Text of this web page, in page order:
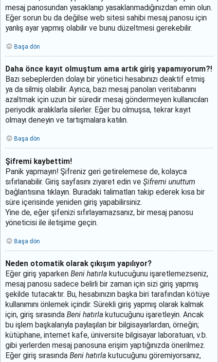
mesaj panosundan yasaklanıp yasaklanmadığınızdan emin olun.
Eğer sorun bu da değilse web sitesi sahibi mesaj panosu için
yanlış ayar yapmış olabilir ve bunu düzeltmesi gerekebilir.
Başa dön
Daha önce kayıt olmuştum ama artık giriş yapamıyorum?!
Bazı sebeplerden dolayı bir yönetici hesabınızı deaktif etmiş
ya da silmiş olabilir. Ayrıca, bazı mesaj panoları veritabanını
azaltmak için uzun bir süredir mesaj göndermeyen kullanıcıları
periyodik aralıklarla silerler. Eğer bu olmuşsa, tekrar kayıt
olmayı deneyin ve tartışmalara katılın.
Başa dön
Şifremi kaybettim!
Panik yapmayın! Şifreniz geri getirelemese de, kolayca
sıfırlanabilir. Giriş sayfasını ziyaret edin ve Şifremi unuttum
bağlantısına tıklayın. Buradaki talimatları takip ederek kısa bir
süre içerisinde yeniden giriş yapabilirsiniz.
Yine de, eğer şifenizi sıfırlayamazsanız, bir mesaj panosu
yöneticisi ile iletişime geçin.
Başa dön
Neden otomatik olarak çıkışım yapılıyor?
Eğer giriş yaparken Beni hatırla kutucuğunu işaretlemezseniz,
mesaj panosu sadece belirli bir zaman için sizi giriş yapmış
şekilde tutacaktır. Bu, hesabınızın başka biri tarafından kötüye
kullanımını önlemek içindir. Sürekli giriş yapmış olarak kalmak
için, giriş sırasında Beni hatırla kutucuğunu işaretleyin. Ancak
bu işlem başkalarıyla paylaşılan bir bilgisayarlardan, örneğin;
kütüphane, internet kafe, üniversite bilgisayar laboratuarı, v.b.
gibi yerlerden mesaj panosuna erişim yaptığınızda önerilmez.
Eğer giriş sırasında Beni hatırla kutucuğunu göremiyorsanız,